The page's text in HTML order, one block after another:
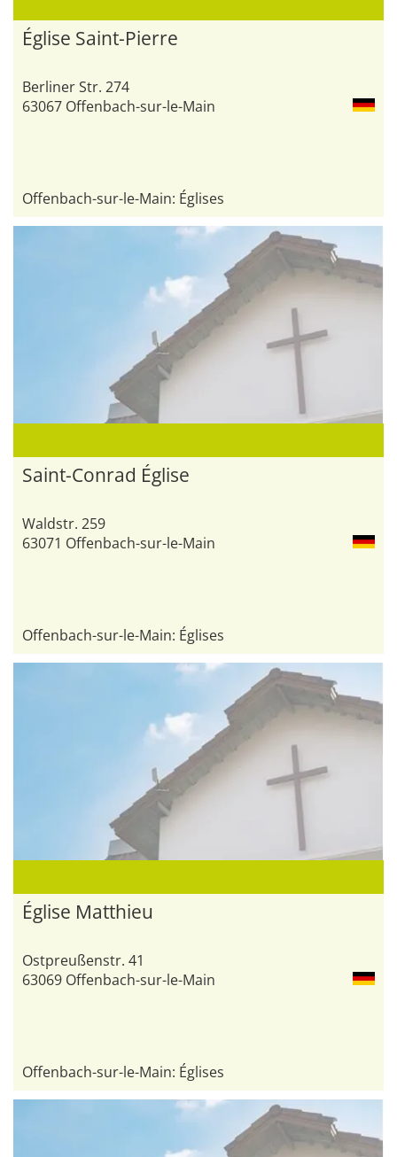
Église Saint-Pierre
Berliner Str. 274
63067 Offenbach-sur-le-Main
Offenbach-sur-le-Main: Églises
Saint-Conrad Église
Waldstr. 259
63071 Offenbach-sur-le-Main
Offenbach-sur-le-Main: Églises
Église Matthieu
Ostpreußenstr. 41
63069 Offenbach-sur-le-Main
Offenbach-sur-le-Main: Églises